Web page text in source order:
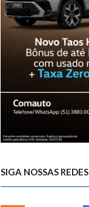
SIGA NOSSAS REDES